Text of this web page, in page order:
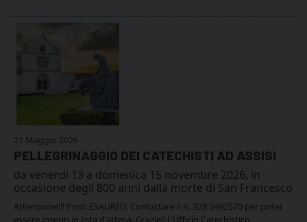
21 Maggio 2026
PELLEGRINAGGIO DEI CATECHISTI AD ASSISI
da venerdì 13 a domenica 15 novembre 2026, in
occasione degli 800 anni dalla morte di San Francesco
Attenzione!!! Posti ESAURITI. Contattare il n. 328 5492570 per poter
essere inseriti in lista d'attesa. Grazie!! L’Ufficio Catechistico